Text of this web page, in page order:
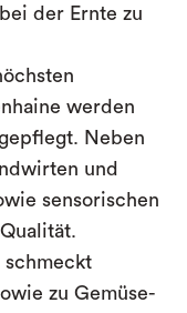
der Ernte zu
werden
Neben
und
sensorischen
schmeckt
zu Gemüse-